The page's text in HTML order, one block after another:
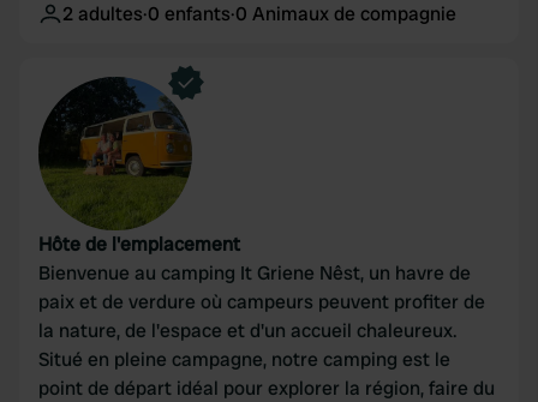
2 adultes·0 enfants·0 Animaux de compagnie
Hôte de l'emplacement
Bienvenue au camping It Griene Nêst, un havre de
paix et de verdure où campeurs peuvent profiter de
la nature, de l'espace et d'un accueil chaleureux.
Situé en pleine campagne, notre camping est le
point de départ idéal pour explorer la région, faire du